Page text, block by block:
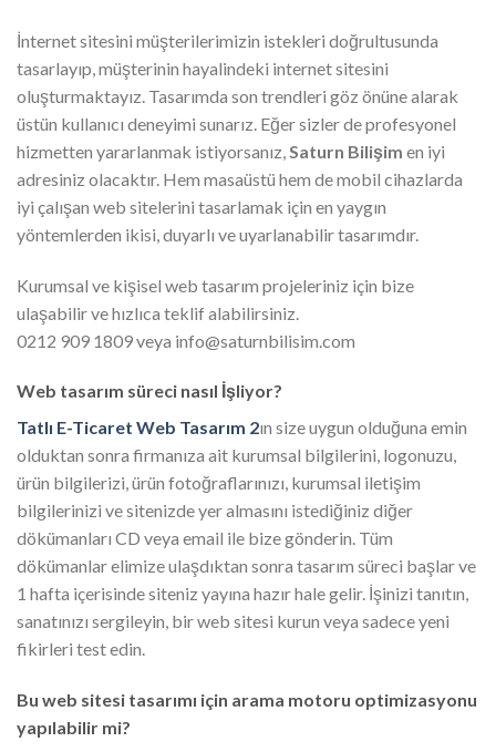
İnternet sitesini müşterilerimizin istekleri doğrultusunda
tasarlayıp, müşterinin hayalindeki internet sitesini
oluşturmaktayız. Tasarımda son trendleri göz önüne alarak
üstün kullanıcı deneyimi sunarız. Eğer sizler de profesyonel
hizmetten yararlanmak istiyorsanız,Saturn Bilişim en iyi
adresiniz olacaktır. Hem masaüstü hem de mobil cihazlarda
iyi çalışan web sitelerini tasarlamak için en yaygın
yöntemlerden ikisi, duyarlı ve uyarlanabilir tasarımdır.
Kurumsal ve kişisel web tasarım projeleriniz için bize
ulaşabilir ve hızlıca teklif alabilirsiniz.
0212 909 1809 veya info@saturnbilisim.com
Web tasarım süreci nasıl İşliyor?
Tatlı E-Ticaret Web Tasarım 2ın size uygun olduğuna emin
olduktan sonra firmanıza ait kurumsal bilgilerini, logonuzu,
ürün bilgilerizi, ürün fotoğraflarınızı, kurumsal iletişim
bilgilerinizi ve sitenizde yer almasını istediğiniz diğer
dökümanları CD veya email ile bize gönderin. Tüm
dökümanlar elimize ulaşdıktan sonra tasarım süreci başlar ve
1 hafta içerisinde siteniz yayına hazır hale gelir. İşinizi tanıtın,
sanatınızı sergileyin, bir web sitesi kurun veya sadece yeni
fikirleri test edin.
Bu web sitesi tasarımı için arama motoru optimizasyonu
yapılabilir mi?